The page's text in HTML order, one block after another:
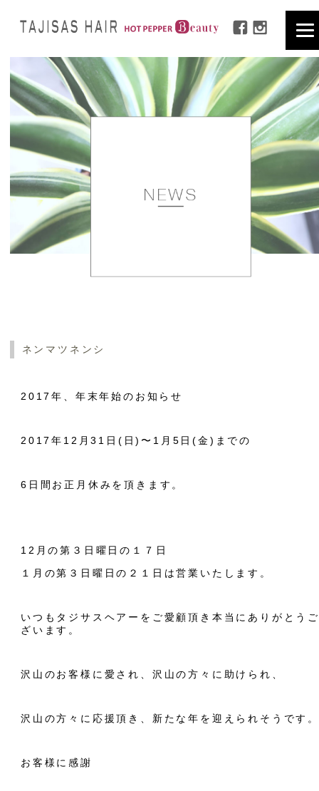
ネンマツネンシ
2017年、年末年始のお知らせ
2017年12月31日(日)〜1月5日(金)までの
6日間お正月休みを頂きます。
12月の第３日曜日の１７日
１月の第３日曜日の２１日は営業いたします。
いつもタジサスヘアーをご愛顧頂き本当にありがとうご
ざいます。
沢山のお客様に愛され、沢山の方々に助けられ、
沢山の方々に応援頂き、新たな年を迎えられそうです。
お客様に感謝